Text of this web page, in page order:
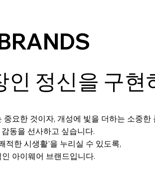
인 정신을 구현
요한 것이자, 개성에 빛을 더하는 소중한
동을 선사하고 싶습니다.
적한 시생활'을 누리실 수 있도록,
아이웨어 브랜드입니다.